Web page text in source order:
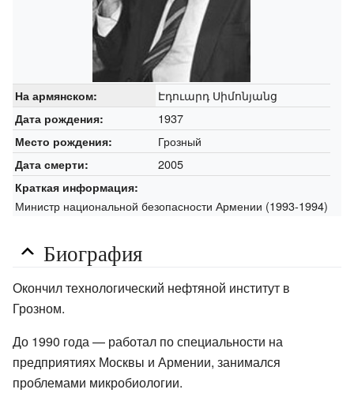
На армянском: Էդուարդ Սիմոնյանց
Дата рождения: 1937
Место рождения: Грозный
Дата смерти: 2005
Краткая информация:
Министр национальной безопасности Армении (1993-1994)
Биография
Окончил технологический нефтяной институт в
Грозном.
До 1990 года — работал по специальности на
предприятиях Москвы и Армении, занимался
проблемами микробиологии.